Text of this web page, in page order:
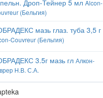
Дроп-Тейнер 5 мл Alcon-
(Бельгия)
мазь глаз. туба 3,5 г
Couvreur (Бельгия)
3.5г мазь гл Алкон-
Н.В. С.А.